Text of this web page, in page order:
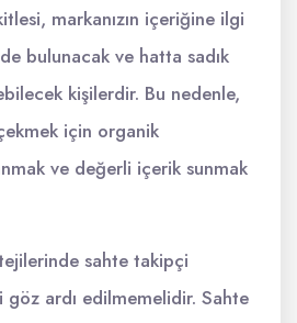
markanızın içeriğine ilgi
bulunacak ve hatta sadık
kişilerdir. Bu nedenle,
için organik
ve değerli içerik sunmak
sahte takipçi
göz ardı edilmemelidir. Sahte